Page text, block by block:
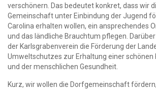
verschönern. Das bedeutet konkret, dass wir
Gemeinschaft unter Einbindung der Jugend
Carolina erhalten wollen, ein ansprechendes
und das ländliche Brauchtum pflegen.
der Karlsgrabenverein die Förderung der
Umweltschutzes zur Erhaltung einer
und der menschlichen Gesundheit.
Kurz, wir wollen die Dorfgemeinschaft